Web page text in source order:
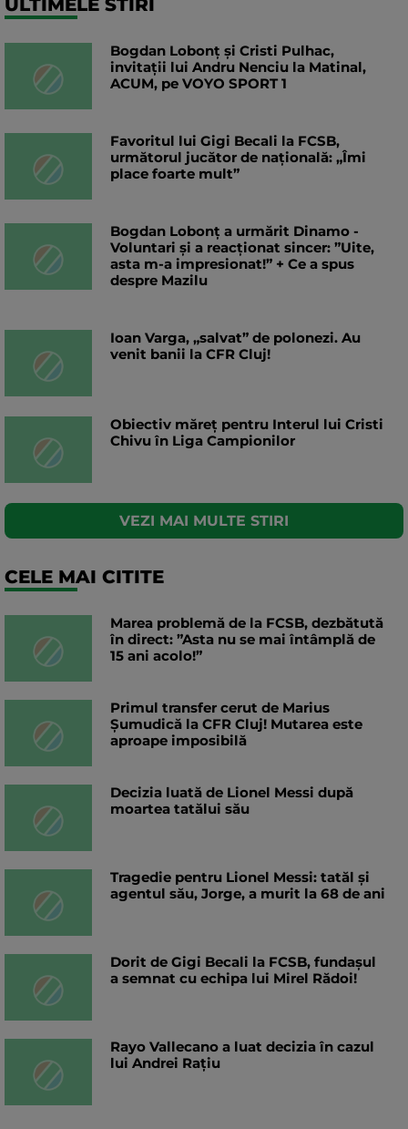
ULTIMELE STIRI
Bogdan Lobonț și Cristi Pulhac,
invitații lui Andru Nenciu la Matinal,
ACUM, pe VOYO SPORT 1
Favoritul lui Gigi Becali la FCSB,
următorul jucător de națională: „Îmi
place foarte mult”
Bogdan Lobonț a urmărit Dinamo -
Voluntari și a reacționat sincer: ”Uite,
asta m-a impresionat!” + Ce a spus
despre Mazilu
Ioan Varga, „salvat” de polonezi. Au
venit banii la CFR Cluj!
Obiectiv măreț pentru Interul lui Cristi
Chivu în Liga Campionilor
VEZI MAI MULTE STIRI
CELE MAI CITITE
Marea problemă de la FCSB, dezbătută
în direct: ”Asta nu se mai întâmplă de
15 ani acolo!”
Primul transfer cerut de Marius
Șumudică la CFR Cluj! Mutarea este
aproape imposibilă
Decizia luată de Lionel Messi după
moartea tatălui său
Tragedie pentru Lionel Messi: tatăl și
agentul său, Jorge, a murit la 68 de ani
Dorit de Gigi Becali la FCSB, fundașul
a semnat cu echipa lui Mirel Rădoi!
Rayo Vallecano a luat decizia în cazul
lui Andrei Rațiu